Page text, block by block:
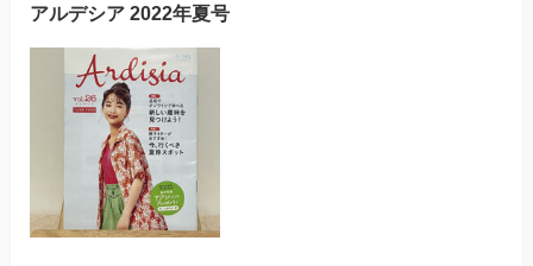
アルデシア 2022年夏号